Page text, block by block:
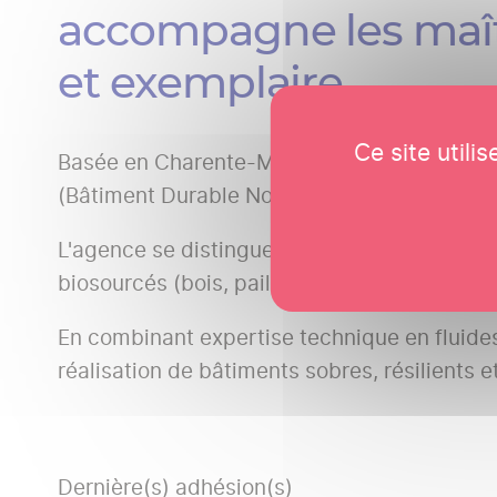
Ce site
accompagne les
et exemplaire.
Basée en Charente-Maritime et active sur
(Bâtiment Durable Nouvelle-Aquitaine) et
L'agence se distingue par sa capacité à
biosourcés (bois, paille) et une réflexion
En combinant expertise technique en
réalisation de bâtiments sobres, résilients
Dernière(s) adhésion(s)